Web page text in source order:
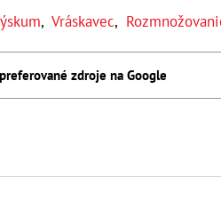
, Vráskavec,
zdroje na Google